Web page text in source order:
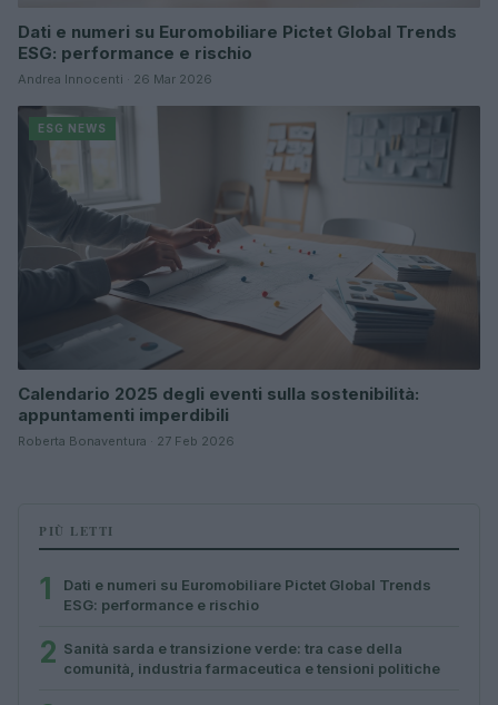
Dati e numeri su Euromobiliare Pictet Global Trends
ESG: performance e rischio
Andrea Innocenti · 26 Mar 2026
ESG NEWS
Calendario 2025 degli eventi sulla sostenibilità:
appuntamenti imperdibili
Roberta Bonaventura · 27 Feb 2026
PIÙ LETTI
1
Dati e numeri su Euromobiliare Pictet Global Trends
ESG: performance e rischio
2 Sanità sarda e transizione verde: tra case della
comunità, industria farmaceutica e tensioni politiche